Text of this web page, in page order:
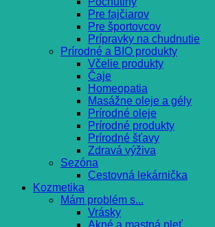
Pre fajčiarov
Pre športovcov
Prípravky na chudnutie
Prírodné a BIO produkty
Včelie produkty
Čaje
Homeopatia
Masážne oleje a gély
Prírodné oleje
Prírodné produkty
Prírodné šťavy
Zdravá výživa
Sezóna
Cestovná lekárnička
Kozmetika
Mám problém s...
Vrásky
Akné a mastná pleť